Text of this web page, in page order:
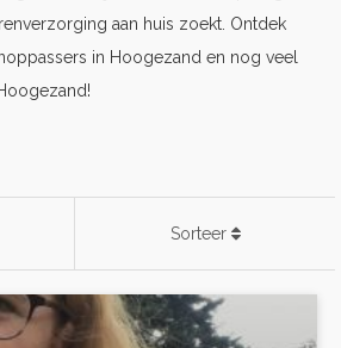
aan huis zoekt. Ontdek
in Hoogezand en nog veel
Sorteer